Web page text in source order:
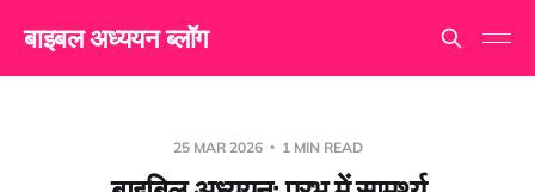
बाइबल अध्ययन ब्लॉग
25 MAR 2026 1 MIN READ